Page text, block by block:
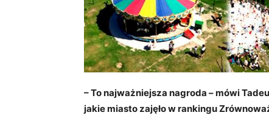
– To najważniejsza nagroda – mówi
jakie miasto zajęło w rankingu